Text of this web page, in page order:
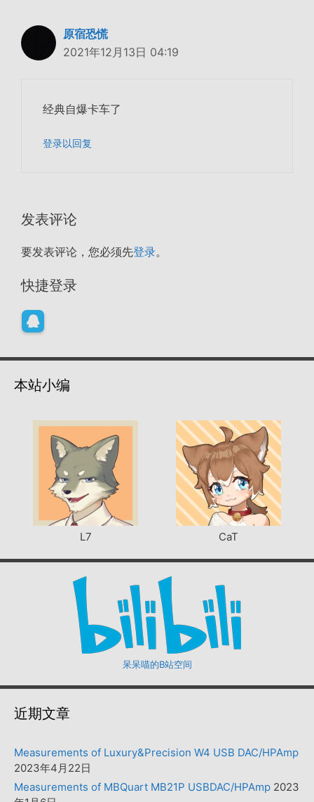
原宿恐慌
2021年12月13日 04:19
经典自爆卡车了
登录以回复
发表评论
要发表评论，您必须先登录。
快捷登录
本站小编
L7 CaT
呆呆喵的B站空间
近期文章
Measurements of Luxury&Precision W4 USB DAC/HPAmp
2023年4月22日
Measurements of MBQuart MB21P USBDAC/HPAmp 2023